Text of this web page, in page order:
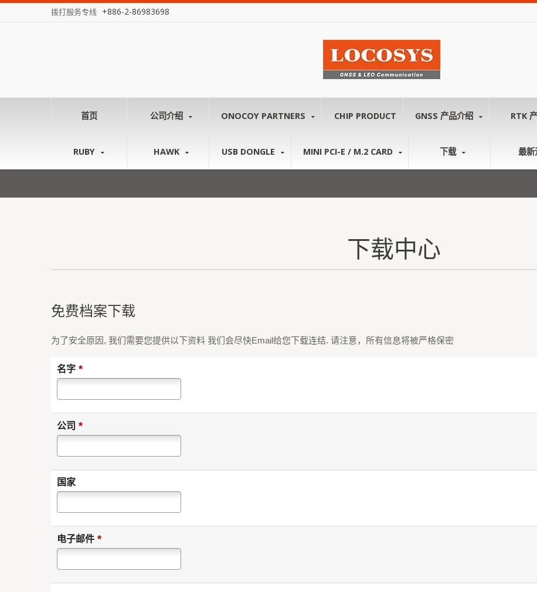
拨打服务专线 +886-2-86983698
首页 公司介绍 ONOCOY PARTNERS CHIP PRODUCT GNSS 产品介绍 RTK
RUBY HAWK USB DONGLE MINI PCI-E / M.2 CARD 下载 最新
下载中心
免费档案下载
为了安全原因, 我们需要您提供以下资料 我们会尽快Email给您下载连结. 请注意，所有信息将被严格保密
名字 *
公司 *
国家
电子邮件 *